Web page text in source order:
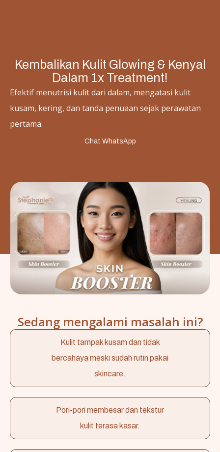
Kembalikan Kulit Glowing & Kenyal
Dalam 1x Treatment!
Efektif menutrisi kulit dari dalam, mengatasi kulit
kusam, kering, dan tanda penuaan sejak perawatan
pertama.
Chat WhatsApp
Sedang mengalami masalah ini?
Kulit tampak kusam dan tidak
bercahaya meski sudah rutin pakai
skincare.
Pori-pori membesar dan tekstur
kulit terasa kasar.